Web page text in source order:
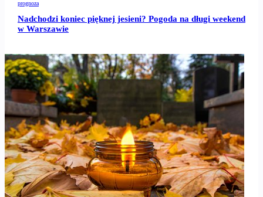
prognoza
Nadchodzi koniec pięknej jesieni? Pogoda na długi weekend
w Warszawie